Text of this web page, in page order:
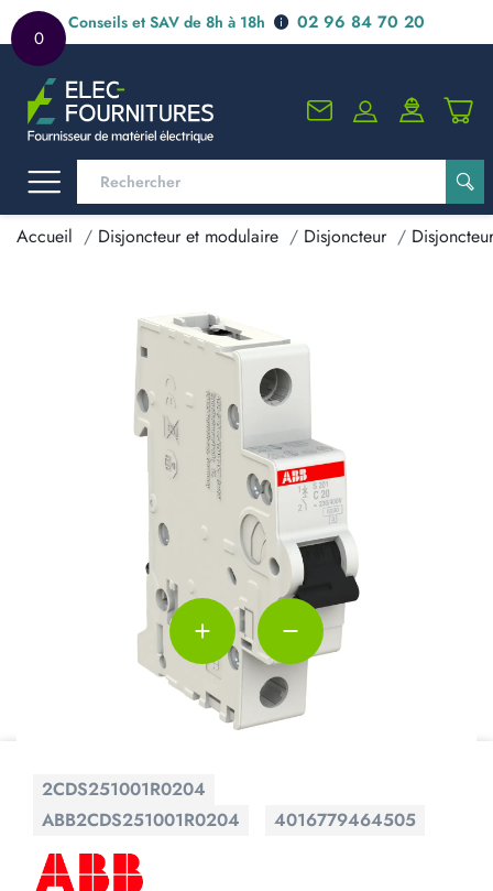
0
Conseils et SAV de 8h à 18h 02 96 84 70 20
Accueil Disjoncteur et modulaire Disjoncteur
2CDS251001R0204
ABB2CDS251001R0204
4016779464505
add remove